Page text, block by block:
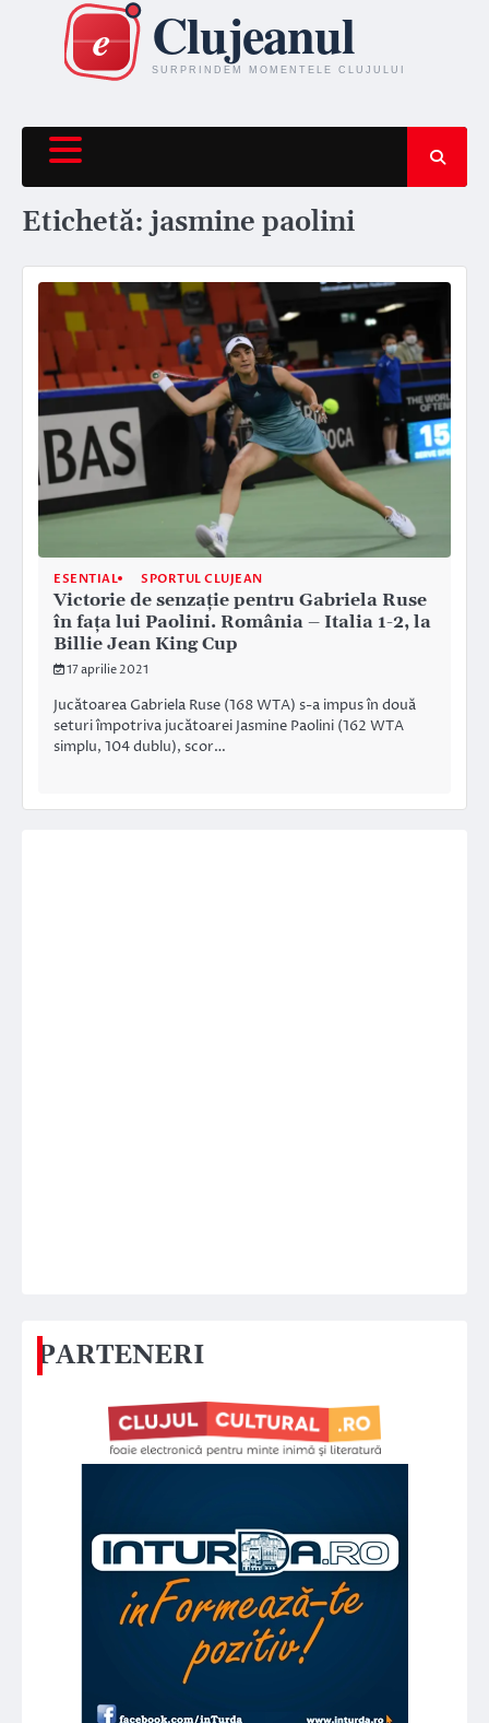
content
Etichetă:jasmine paolini
ESENTIAL SPORTUL CLUJEAN
Victorie de senzație pentru Gabriela Ruse
în fața lui Paolini. România – Italia 1-2, la
Billie Jean King Cup
17 aprilie 2021
Jucătoarea Gabriela Ruse (168 WTA) s-a impus în două
seturi împotriva jucătoarei Jasmine Paolini (162 WTA
simplu, 104 dublu), scor…
PARTENERI